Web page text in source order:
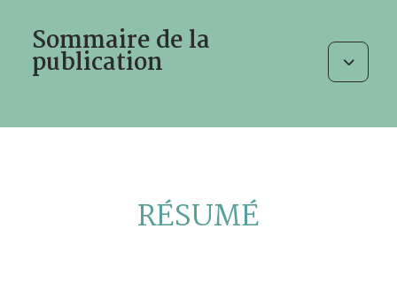
Sommaire de la
publication
RÉSUMÉ